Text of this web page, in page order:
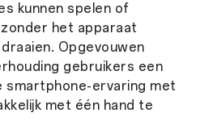
kunnen spelen of
het apparaat
Opgevouwen
gebruikers een
smartphone-ervaring met
met één hand te